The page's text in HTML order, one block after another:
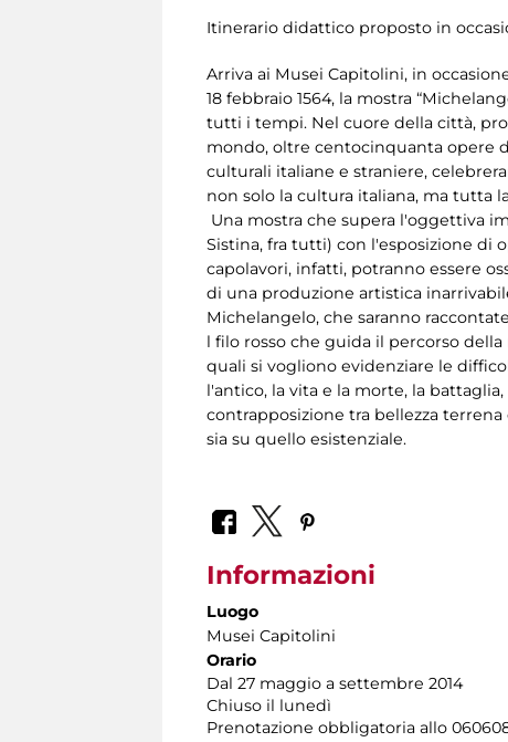
Itinerario didattico proposto in
Arriva ai Musei Capitolini, in
18 febbraio 1564, la mostra
tutti i tempi. Nel cuore della città,
mondo, oltre centocinquanta opere
culturali italiane e straniere,
non solo la cultura italiana, ma tutta
Una mostra che supera l'oggettiva
Sistina, fra tutti) con l'esposizione di
capolavori, infatti, potranno essere
di una produzione artistica
Michelangelo, che saranno
l filo rosso che guida il percorso
quali si vogliono evidenziare le
l'antico, la vita e la morte, la
contrapposizione tra bellezza
sia su quello esistenziale.
Informazioni
Luogo
Musei Capitolini
Orario
Dal 27 maggio a settembre 2014
Chiuso il lunedì
Prenotazione obbligatoria allo